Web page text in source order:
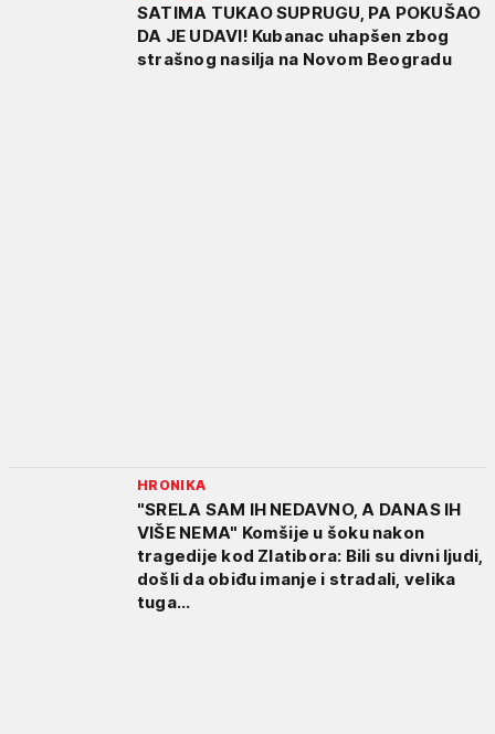
SATIMA TUKAO SUPRUGU, PA POKUŠAO
DA JE UDAVI! Kubanac uhapšen zbog
strašnog nasilja na Novom Beogradu
HRONIKA
"SRELA SAM IH NEDAVNO, A DANAS IH
VIŠE NEMA" Komšije u šoku nakon
tragedije kod Zlatibora: Bili su divni ljudi,
došli da obiđu imanje i stradali, velika
tuga...